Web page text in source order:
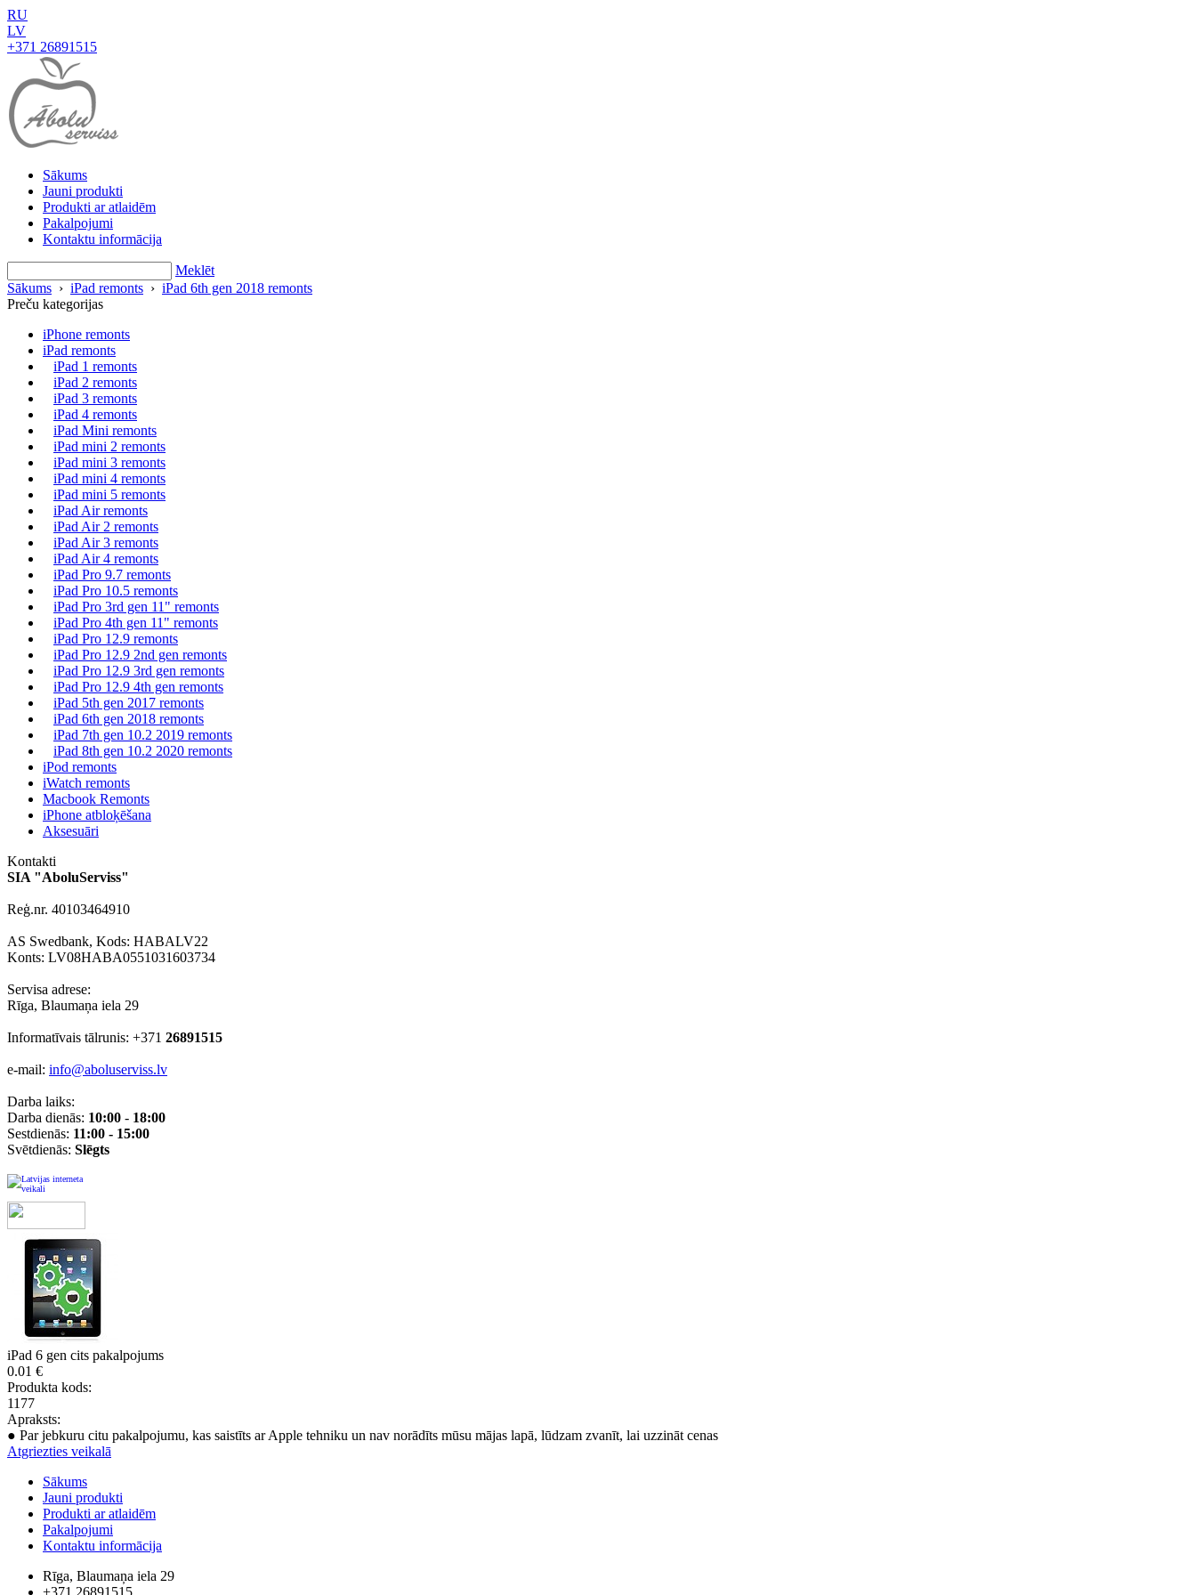
RU
LV
+371 26891515
Sākums
Jauni produkti
Produkti ar atlaidēm
Pakalpojumi
Kontaktu informācija
Meklēt
Sākums › iPad remonts › iPad 6th gen 2018 remonts
Preču kategorijas
iPhone remonts
iPad remonts
iPad 1 remonts
iPad 2 remonts
iPad 3 remonts
iPad 4 remonts
iPad Mini remonts
iPad mini 2 remonts
iPad mini 3 remonts
iPad mini 4 remonts
iPad mini 5 remonts
iPad Air remonts
iPad Air 2 remonts
iPad Air 3 remonts
iPad Air 4 remonts
iPad Pro 9.7 remonts
iPad Pro 10.5 remonts
iPad Pro 3rd gen 11" remonts
iPad Pro 4th gen 11" remonts
iPad Pro 12.9 remonts
iPad Pro 12.9 2nd gen remonts
iPad Pro 12.9 3rd gen remonts
iPad Pro 12.9 4th gen remonts
iPad 5th gen 2017 remonts
iPad 6th gen 2018 remonts
iPad 7th gen 10.2 2019 remonts
iPad 8th gen 10.2 2020 remonts
iPod remonts
iWatch remonts
Macbook Remonts
iPhone atbloķēšana
Aksesuāri
Kontakti
SIA "AboluServiss"
Reģ.nr. 40103464910
AS Swedbank, Kods: HABALV22
Konts: LV08HABA0551031603734
Servisa adrese:
Rīga, Blaumaņa iela 29
Informatīvais tālrunis: +371 26891515
e-mail: info@aboluserviss.lv
Darba laiks:
Darba dienās: 10:00 - 18:00
Sestdienās: 11:00 - 15:00
Svētdienās: Slēgts
iPad 6 gen cits pakalpojums
0.01 €
Produkta kods:
1177
Apraksts:
● Par jebkuru citu pakalpojumu, kas saistīts ar Apple tehniku un nav norādīts mūsu mājas lapā, lūdzam zvanīt, lai uzzināt cenas
Atgriezties veikalā
Sākums
Jauni produkti
Produkti ar atlaidēm
Pakalpojumi
Kontaktu informācija
Rīga, Blaumaņa iela 29
+371 26891515